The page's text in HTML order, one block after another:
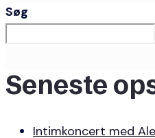
Søg
Seneste
Intimkoncert med